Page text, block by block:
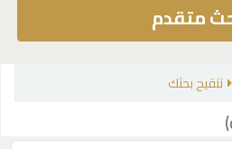
متقدم
تنقيح بحثك